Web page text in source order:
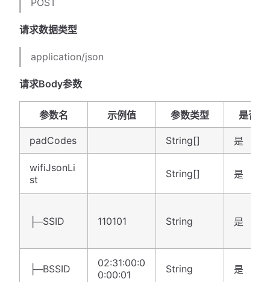
请求数据类型
application/json
请求Body参数
参数名 示例值 参数类型 是否必
padCodes String[] 是
wifiJsonLi
st
String[] 是
├─SSID 110101 String 是
├─BSSID
02:31:00:0
0:00:01
String 是